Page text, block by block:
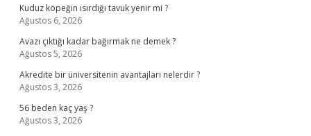
Kuduz köpeğin ısırdığı tavuk yenir mi ?
Ağustos 6, 2026
Avazı çıktığı kadar bağırmak ne demek ?
Ağustos 5, 2026
Akredite bir üniversitenin avantajları nelerdir ?
Ağustos 3, 2026
56 beden kaç yaş ?
Ağustos 3, 2026